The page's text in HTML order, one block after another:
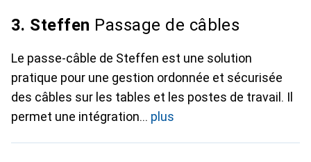
3. Steffen Passage de câbles
Le passe-câble de Steffen est une solution
pratique pour une gestion ordonnée et sécurisée
des câbles sur les tables et les postes de travail. Il
permet une intégration
plus